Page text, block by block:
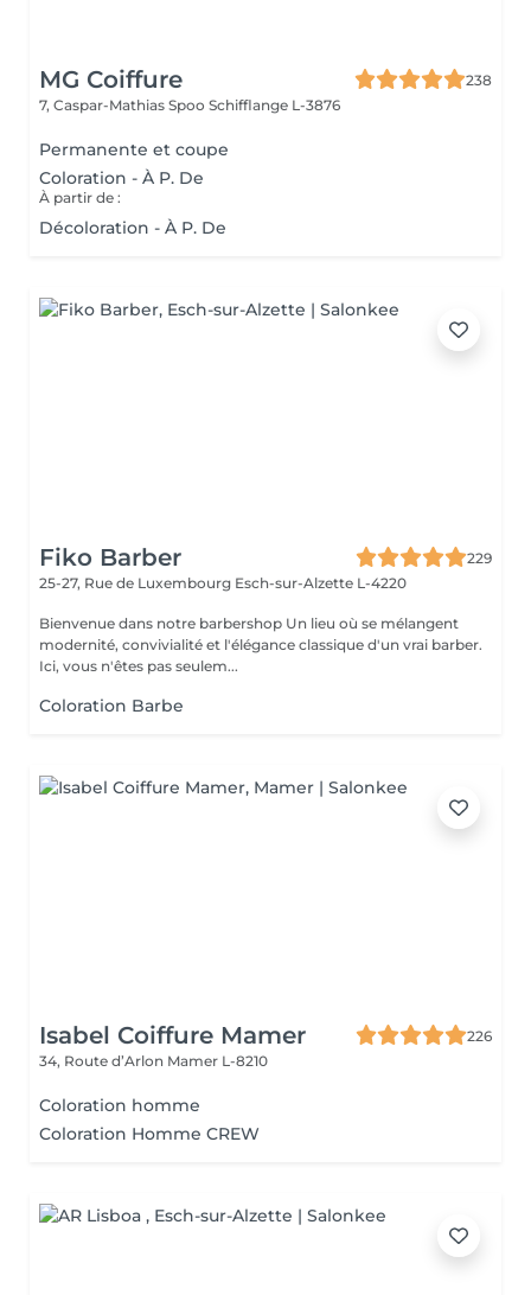
MG Coiffure
238
7, Caspar-Mathias Spoo Schifflange L-3876
Permanente et coupe
Coloration - À P. De
À partir de :
Décoloration - À P. De
Fiko Barber
229
25-27, Rue de Luxembourg Esch-sur-Alzette L-4220
Bienvenue dans notre barbershop Un lieu où se mélangent
modernité, convivialité et l'élégance classique d'un vrai barber.
Ici, vous n'êtes pas seulem...
Coloration Barbe
Isabel Coiffure Mamer
226
34, Route d’Arlon Mamer L-8210
Coloration homme
Coloration Homme CREW